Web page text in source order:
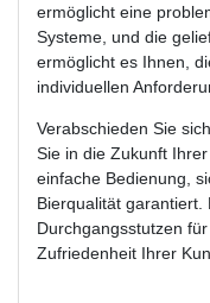
ermöglicht eine
Systeme, und die
ermöglicht es Ihnen,
individuellen
Verabschieden Sie
Sie in die Zukunft
einfache Bedienung,
Bierqualität garantiert.
Durchgangsstutzen
Zufriedenheit Ihrer